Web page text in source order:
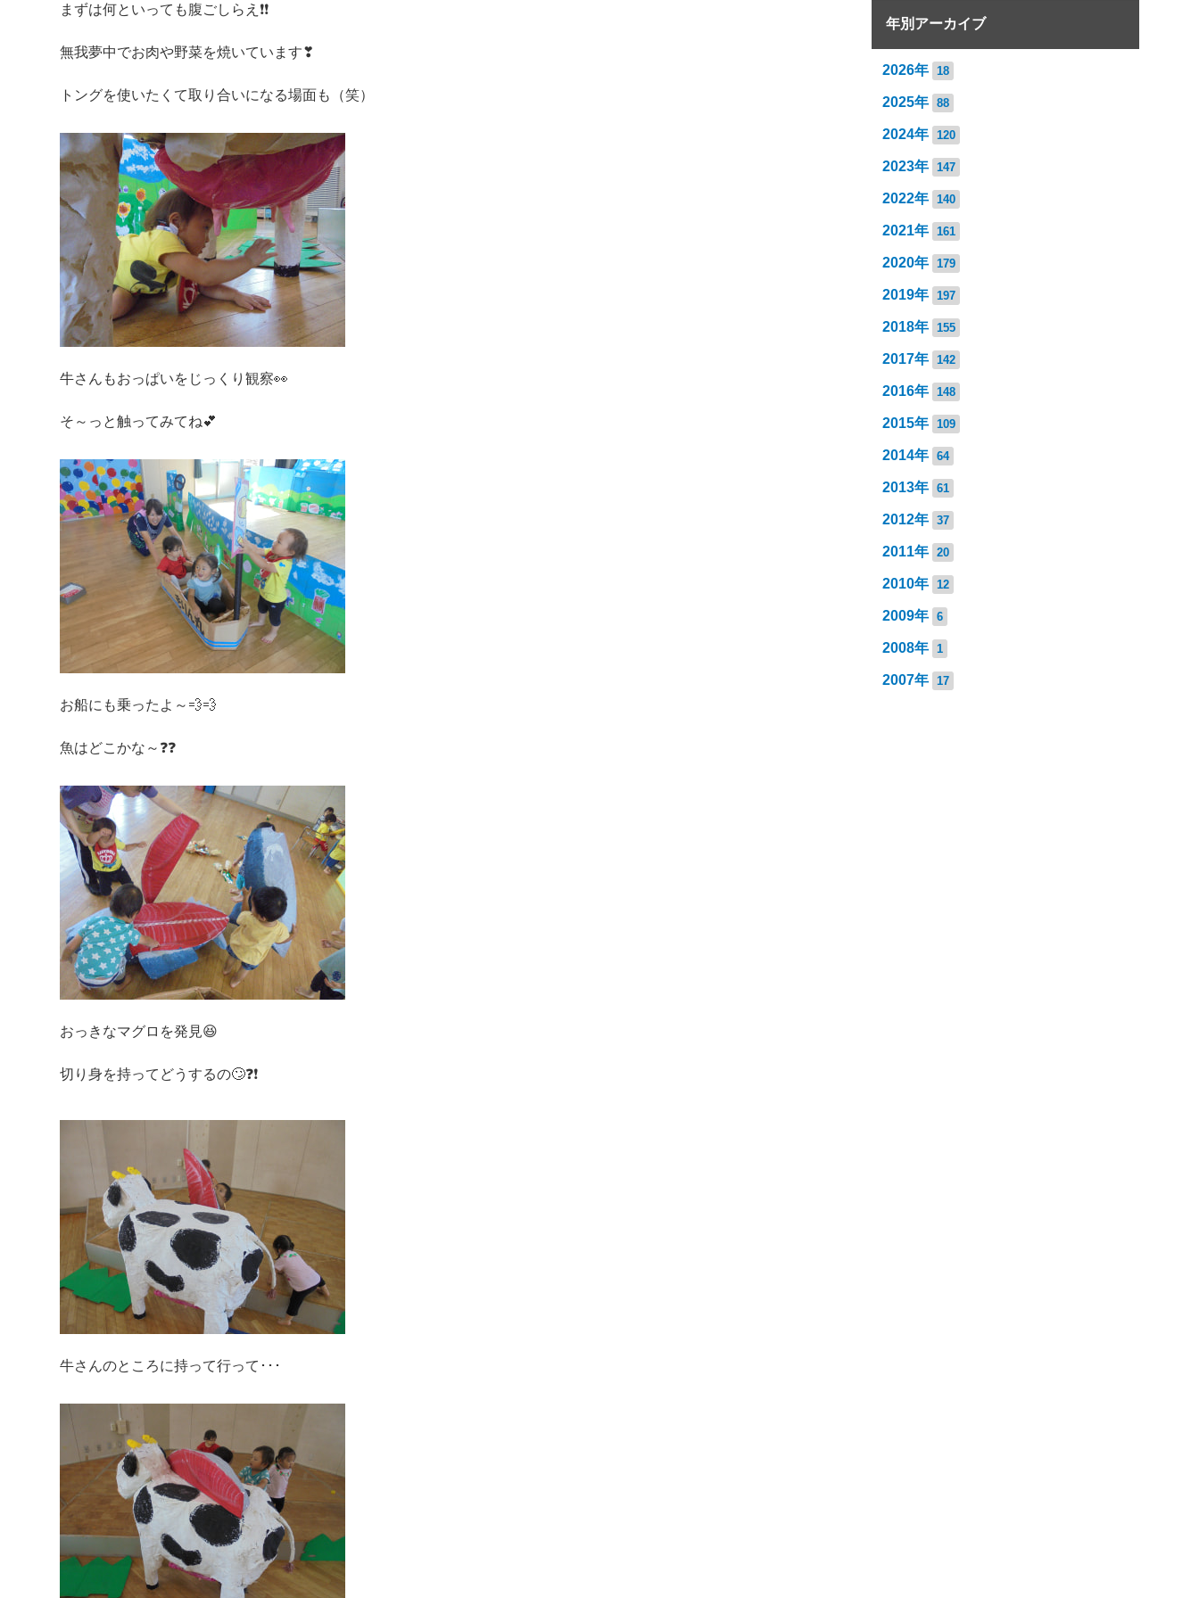
まずは何といっても腹ごしらえ❗❗
無我夢中でお肉や野菜を焼いています❣
トングを使いたくて取り合いになる場面も（笑）
牛さんもおっぱいをじっくり観察👀
そ～っと触ってみてね💕
お船にも乗ったよ～💨💨
魚はどこかな～❓❓
おっきなマグロを発見😆
切り身を持ってどうするの🙄❓❗
牛さんのところに持って行って･･･
年別アーカイブ
2026年 18
2025年 88
2024年 120
2023年 147
2022年 140
2021年 161
2020年 179
2019年 197
2018年 155
2017年 142
2016年 148
2015年 109
2014年 64
2013年 61
2012年 37
2011年 20
2010年 12
2009年 6
2008年 1
2007年 17